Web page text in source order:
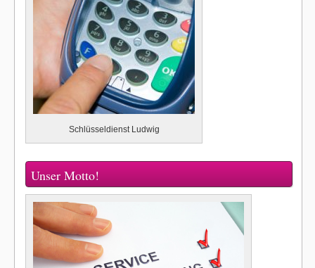
Schlüsseldienst Ludwig
Unser Motto!